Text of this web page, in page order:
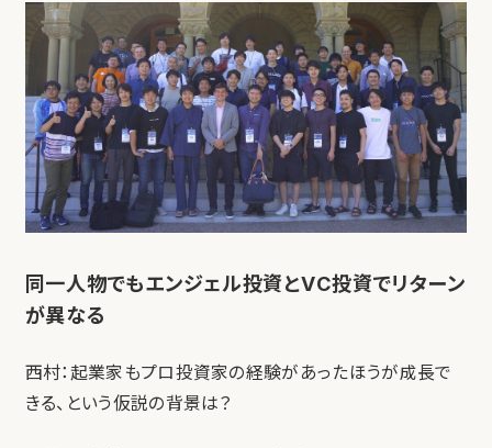
同一人物でもエンジェル投資とVC投資でリターン
が異なる
西村：起業家もプロ投資家の経験があったほうが成長で
きる、という仮説の背景は？